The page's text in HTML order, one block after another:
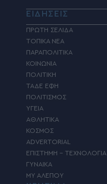
ΕΙΔΗΣΕΙΣ
ΠΡΩΤΗ ΣΕΛΙΔΑ
ΤΟΠΙΚΑ ΝΕΑ
ΠΑΡΑΠΟΛΙΤΙΚΑ
ΚΟΙΝΩΝΙΑ
ΠΟΛΙΤΙΚΗ
ΤΑΔΕ ΕΦΗ
ΠΟΛΙΤΙΣΜΟΣ
ΥΓΕΙΑ
ΑΘΛΗΤΙΚΑ
ΚΟΣΜΟΣ
ADVERTORIAL
ΕΠΙΣΤΗΜΗ – ΤΕΧΝΟΛΟΓΙΑ
ΓΥΝΑΙΚΑ
MY ΑΛΕΠΟΥ